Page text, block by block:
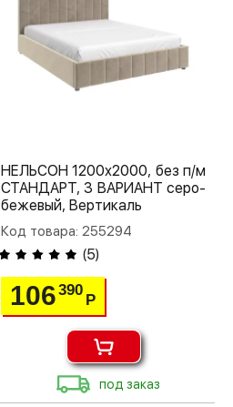
НЕЛЬСОН 1200х2000, без п/м
СТАНДАРТ, 3 ВАРИАНТ серо-
бежевый, Вертикаль
Код товара: 255294
(5)
106390
Р
под заказ